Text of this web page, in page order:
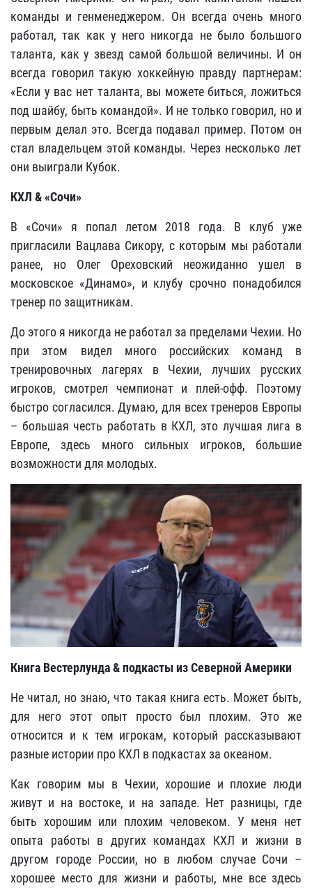
команды и генменеджером. Он всегда очень много
работал, так как у него никогда не было большого
таланта, как у звезд самой большой величины. И он
всегда говорил такую хоккейную правду партнерам:
«Если у вас нет таланта, вы можете биться, ложиться
под шайбу, быть командой». И не только говорил, но и
первым делал это. Всегда подавал пример. Потом он
стал владельцем этой команды. Через несколько лет
они выиграли Кубок.
КХЛ & «Сочи»
В «Сочи» я попал летом 2018 года. В клуб уже
пригласили Вацлава Сикору, с которым мы работали
ранее, но Олег Ореховский неожиданно ушел в
московское «Динамо», и клубу срочно понадобился
тренер по защитникам.
До этого я никогда не работал за пределами Чехии. Но
при этом видел много российских команд в
тренировочных лагерях в Чехии, лучших русских
игроков, смотрел чемпионат и плей-офф. Поэтому
быстро согласился. Думаю, для всех тренеров Европы
– большая честь работать в КХЛ, это лучшая лига в
Европе, здесь много сильных игроков, большие
возможности для молодых.
Книга Вестерлунда & подкасты из Северной Америки
Не читал, но знаю, что такая книга есть. Может быть,
для него этот опыт просто был плохим. Это же
относится и к тем игрокам, который рассказывают
разные истории про КХЛ в подкастах за океаном.
Как говорим мы в Чехии, хорошие и плохие люди
живут и на востоке, и на западе. Нет разницы, где
быть хорошим или плохим человеком. У меня нет
опыта работы в других командах КХЛ и жизни в
другом городе России, но в любом случае Сочи –
хорошее место для жизни и работы, мне все здесь